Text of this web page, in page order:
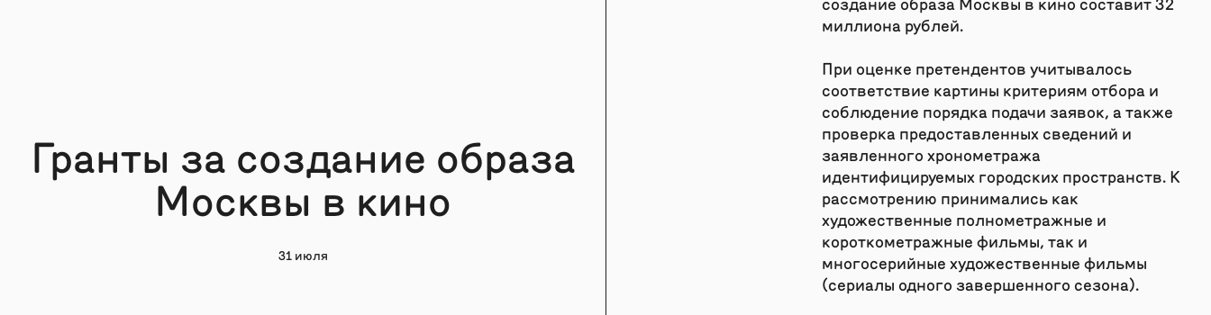
Гранты за создание образа
Москвы в кино
31 июля
миллиона рублей.
При оценке претендентов учитывалось
соответствие картины критериям отбора и
соблюдение порядка подачи заявок, а также
проверка предоставленных сведений и
заявленного хронометража
идентифицируемых городских пространств. К
рассмотрению принимались как
художественные полнометражные и
короткометражные фильмы, так и
многосерийные художественные фильмы
(сериалы одного завершенного сезона).